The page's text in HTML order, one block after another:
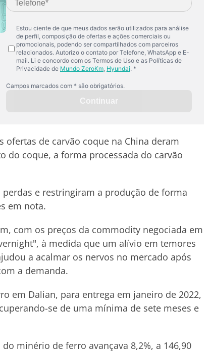
de carvão coque na China deram
do coque, a forma processada do carvão
e restringiram a produção de forma
em nota.
com os preços da commodity negociada em
à medida que um alívio em temores
a acalmar os nervos no mercado após
a demanda.
em Dalian, para entrega em janeiro de 2022,
se de uma mínima de sete meses e
minério de ferro avançava 8,2%, a 146,90